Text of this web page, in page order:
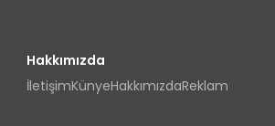
Hakkımızda
İletişimKünyeHakkımızdaReklam